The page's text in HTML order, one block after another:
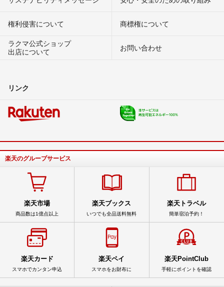
権利侵害について
商標権について
ラクマ公式ショップ
出店について
お問い合わせ
リンク
楽天のグループサービス
楽天市場
商品数は1億点以上
楽天ブックス
いつでも全品送料無料
楽天トラベル
簡単宿泊予約！
楽天カード
スマホでカンタン申込
楽天ペイ
スマホをお財布に
楽天PointClub
手軽にポイントを確認